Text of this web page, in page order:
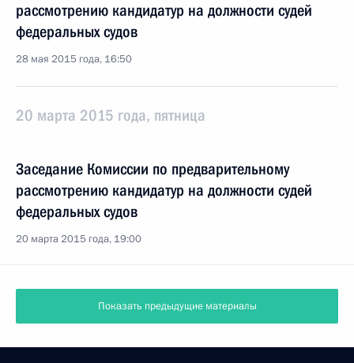
рассмотрению кандидатур на должности судей
федеральных судов
28 мая 2015 года, 16:50
20 марта 2015 года, пятница
Заседание Комиссии по предварительному
рассмотрению кандидатур на должности судей
федеральных судов
20 марта 2015 года, 19:00
Показать предыдущие материалы